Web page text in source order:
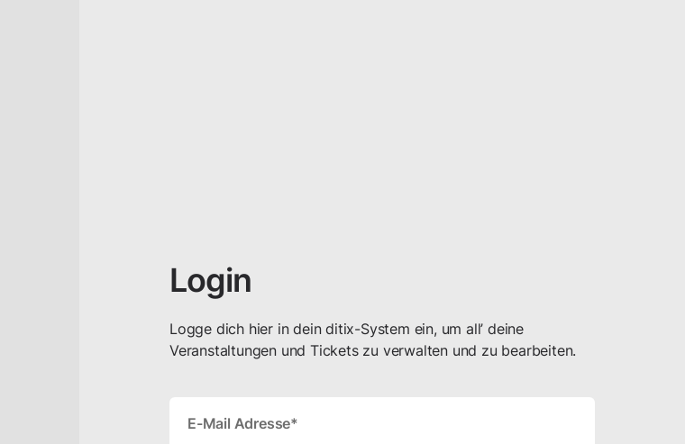
Login
Logge dich hier in dein ditix-System ein, um all’ deine
Veranstaltungen und Tickets zu verwalten und zu bearbeiten.
E-Mail Adresse*